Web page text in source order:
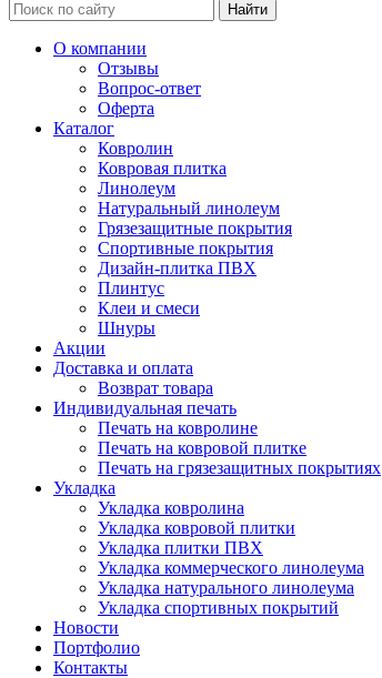
Найти
О компании
Отзывы
Вопрос-ответ
Оферта
Каталог
Ковролин
Ковровая плитка
Линолеум
Натуральный линолеум
Грязезащитные покрытия
Спортивные покрытия
Дизайн-плитка ПВХ
Плинтус
Клеи и смеси
Шнуры
Акции
Доставка и оплата
Возврат товара
Индивидуальная печать
Печать на ковролине
Печать на ковровой плитке
Печать на грязезащитных покрытиях
Укладка
Укладка ковролина
Укладка ковровой плитки
Укладка плитки ПВХ
Укладка коммерческого линолеума
Укладка натурального линолеума
Укладка спортивных покрытий
Новости
Портфолио
Контакты